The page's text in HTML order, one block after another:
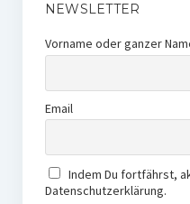
NEWSLETTER
Vorname oder ganzer
Email
Indem Du fortfährst,
Datenschutzerklärung.